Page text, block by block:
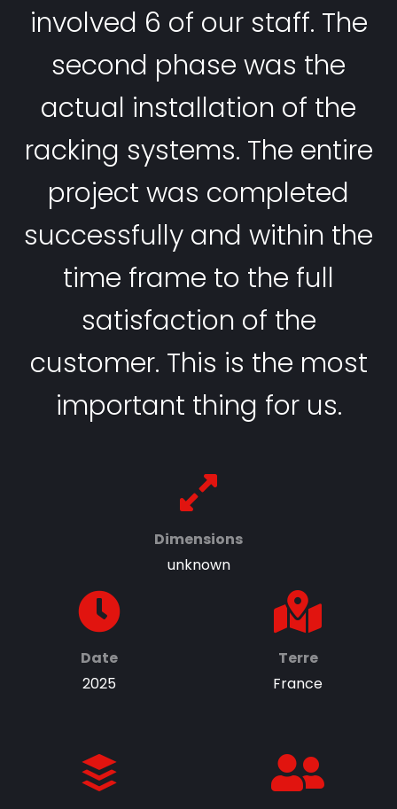
involved 6 of our staff. The
second phase was the
actual installation of the
racking systems. The entire
project was completed
successfully and within the
time frame to the full
satisfaction of the
customer. This is the most
important thing for us.
Dimensions
unknown
Date
2025
Terre
France